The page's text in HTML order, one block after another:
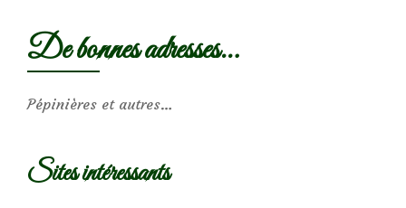
De bonnes adresses…
Pépinières et autres…
Sites intéressants